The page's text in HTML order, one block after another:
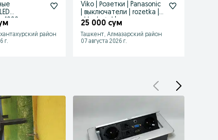
| led projektor
район
г.
Viko | Розетки | Panasonic
| выключатели | rozetka |
vkluchatel |
25 000 сум
Ташкент, Алмазарский район
07 августа 2026 г.